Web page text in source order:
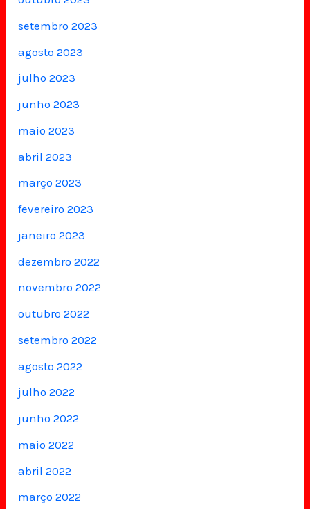
setembro 2023
agosto 2023
julho 2023
junho 2023
maio 2023
abril 2023
março 2023
fevereiro 2023
janeiro 2023
dezembro 2022
novembro 2022
outubro 2022
setembro 2022
agosto 2022
julho 2022
junho 2022
maio 2022
abril 2022
março 2022